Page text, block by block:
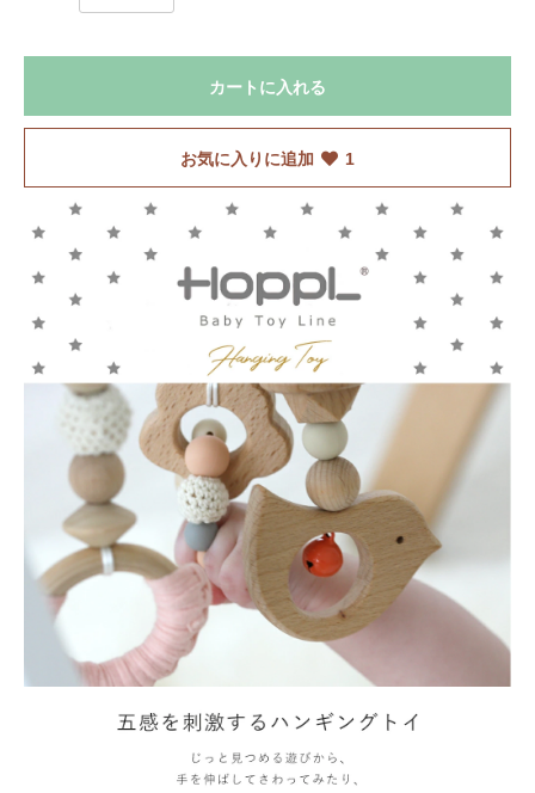
カートに入れる
お気に入りに追加 1